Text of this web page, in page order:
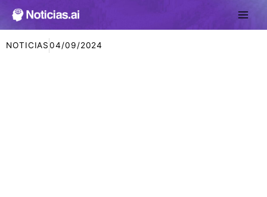
NOTICIAS 04/09/2024